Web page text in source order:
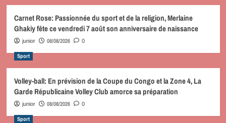
Carnet Rose: Passionnée du sport et de la religion, Merlaine
Ghakiy fête ce vendredi 7 août son anniversaire de naissance
junior 08/08/2026 0
Sport
Volley-ball: En prévision de la Coupe du Congo et la Zone 4, La
Garde Républicaine Volley Club amorce sa préparation
junior 08/08/2026 0
Sport